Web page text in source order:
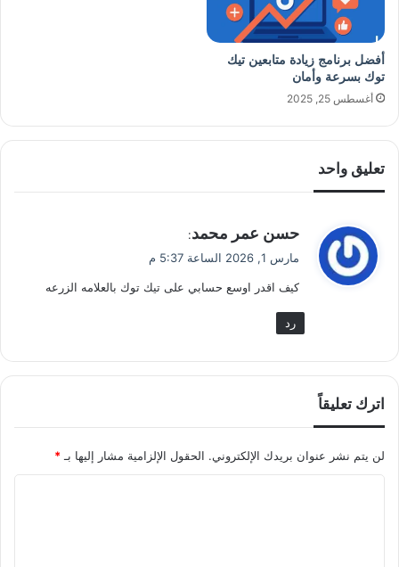
أفضل برنامج زيادة متابعين تيك
توك بسرعة وأمان
أغسطس 25, 2025
تعليق واحد
ي
ل
حسن عمر محمد:
مارس 1, 2026 الساعة 5:37 م
كيف اقدر اوسع حسابي على تيك توك بالعلامه الزرعه
رد
اترك تعليقاً
لن يتم نشر عنوان بريدك الإلكتروني. الحقول الإلزامية مشار إليها بـ *